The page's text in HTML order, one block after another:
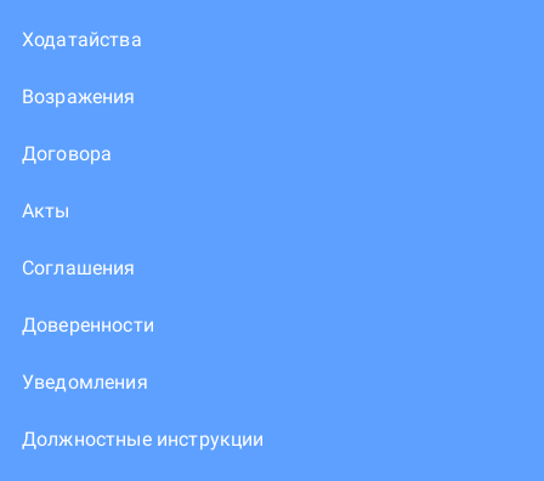
Ходатайства
Возражения
Договора
Акты
Соглашения
Доверенности
Уведомления
Должностные инструкции